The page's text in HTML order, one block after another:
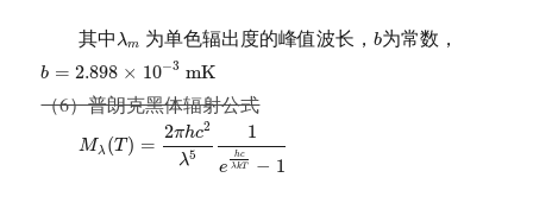
其中λm
λ 为单色辐出度的峰值波长，b
b为常数，
b = 2.898 × 10−3 mK
b 2.898×10 −3mK
（6）普朗克黑体辐射公式
M λ (T ) =
2πhc2
λ5
1
e
hc
λkT − 1
Mλ T)=2πhc 2λ51 ehc λk